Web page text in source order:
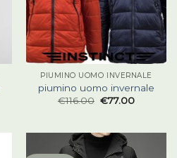
PIUMINO UOMO INVERNALE
piumino uomo invernale
€116.00 €77.00